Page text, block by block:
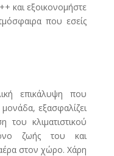
και εξοικονομήστε
που εσείς
επικάλυψη που
εξασφαλίζει
του κλιματιστικού
ζωής του και
στον χώρο. Χάρη